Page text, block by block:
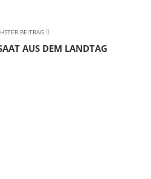
BEITRAG
AUS DEM LANDTAG